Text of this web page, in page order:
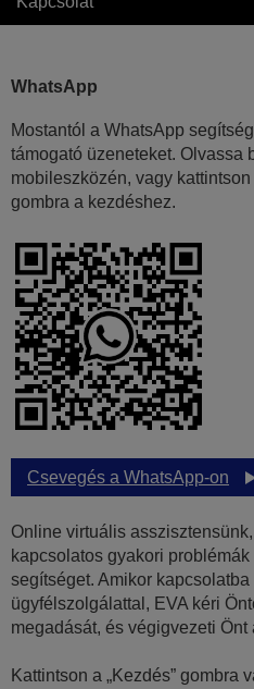
WhatsApp
Mostantól a WhatsApp
támogató üzeneteket. Olvassa
mobileszközén, vagy
gombra a kezdéshez.
Csevegés a WhatsApp-on
Online virtuális
kapcsolatos gyakori
segítséget. Amikor
ügyfélszolgálattal, EVA kéri
megadását, és végigvezeti Önt
Kattintson a „Kezdés” gombra